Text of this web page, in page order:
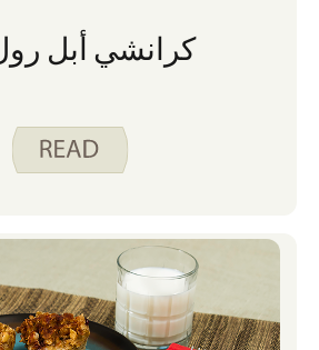
كرانشي أبل